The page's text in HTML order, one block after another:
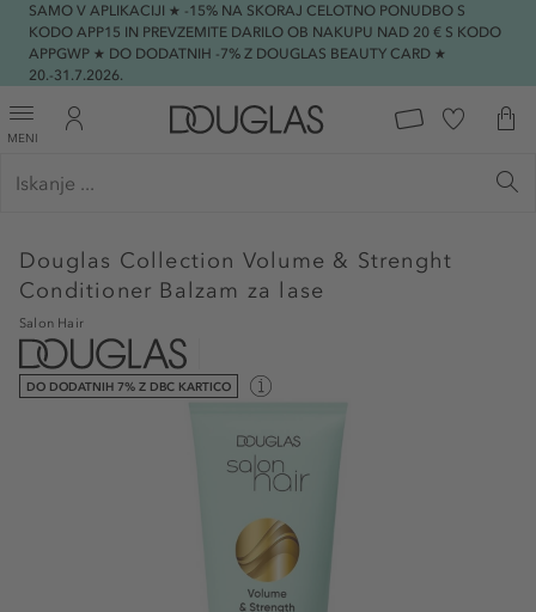
SAMO V APLIKACIJI ★ -15% NA SKORAJ CELOTNO PONUDBO S
KODO APP15 IN PREVZEMITE DARILO OB NAKUPU NAD 20 € S KODO
APPGWP ★ DO DODATNIH -7% Z DOUGLAS BEAUTY CARD ★
20.-31.7.2026.
MENI
Douglas Collection Volume & Strenght
Conditioner Balzam za lase
Salon Hair
DO DODATNIH 7% Z DBC KARTICO